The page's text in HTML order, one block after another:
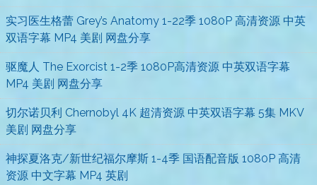
实习医生格蕾 Grey’s Anatomy 1-22季 1080P 高清资源 中英
双语字幕 MP4 美剧 网盘分享
驱魔人 The Exorcist 1-2季 1080P高清资源 中英双语字幕
MP4 美剧 网盘分享
切尔诺贝利 Chernobyl 4K 超清资源 中英双语字幕 5集 MKV
美剧 网盘分享
神探夏洛克/新世纪福尔摩斯 1-4季 国语配音版 1080P 高清
资源 中文字幕 MP4 英剧